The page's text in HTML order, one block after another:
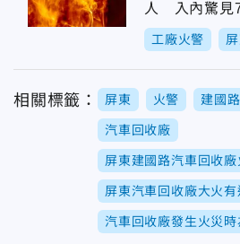
人 入內驚見
象
工廠火警
相關標籤： 屏東 火警 建國路
汽車回收廠
屏東建國路汽車回收
屏東汽車回收廠大火
汽車回收廠發生火災